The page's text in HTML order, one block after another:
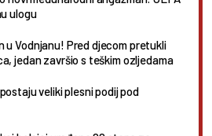
ulogu
u Vodnjanu! Pred djecom pretukli
jedan završio s teškim ozljedama
veliki plesni podij pod